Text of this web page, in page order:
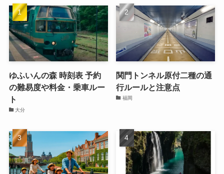
ゆふいんの森 時刻表 予約
の難易度や料金・乗車ルー
ト
大分
関門トンネル原付二種の通
行ルールと注意点
福岡